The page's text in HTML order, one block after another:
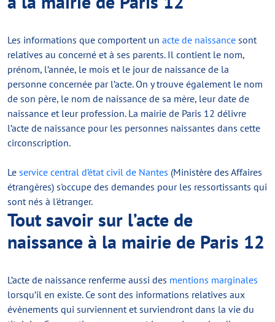
Les informations que comportent un acte de naissance sont
relatives au concerné et à ses parents. Il contient le nom,
prénom, l’année, le mois et le jour de naissance de la
personne concernée par l’acte. On y trouve également le nom
de son père, le nom de naissance de sa mère, leur date de
naissance et leur profession. La mairie de Paris 12 délivre
l’acte de naissance pour les personnes naissantes dans cette
circonscription.
Le service central d’état civil de Nantes (Ministère des Affaires
étrangères) s'occupe des demandes pour les ressortissants qui
sont nés à l'étranger.
Tout savoir sur l’acte de
naissance à la mairie de Paris 12
L’acte de naissance renferme aussi des mentions marginales
lorsqu’il en existe. Ce sont des informations relatives aux
évènements qui surviennent et surviendront dans la vie du